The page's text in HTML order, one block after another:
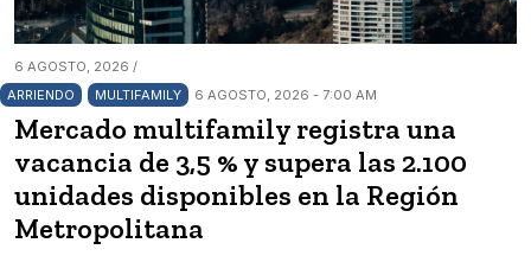
6 AGOSTO, 2026 /
ARRIENDO
MULTIFAMILY 6 AGOSTO, 2026 - 7:00 AM
Mercado multifamily registra una
vacancia de 3,5 % y supera las 2.100
unidades disponibles en la Región
Metropolitana